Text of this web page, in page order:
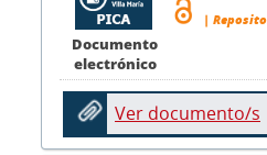
Documento
electrónico
|
Ver documento/s